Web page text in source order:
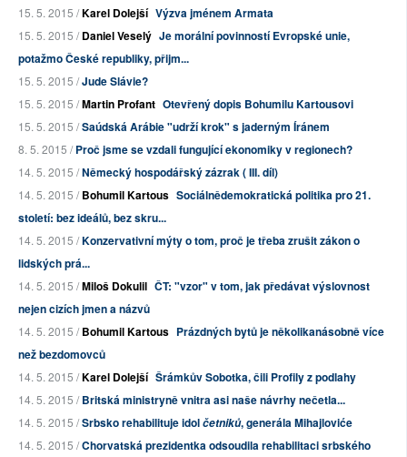
15. 5. 2015 /Karel Dolejší Výzva jménem Armata
15. 5. 2015 /Daniel Veselý Je morální povinností Evropské unie,
potažmo České republiky, přijm...
15. 5. 2015 /Jude Slávie?
15. 5. 2015 /Martin Profant Otevřený dopis Bohumilu Kartousovi
15. 5. 2015 /Saúdská Arábie "udrží krok" s jaderným Íránem
8. 5. 2015 /Proč jsme se vzdali fungující ekonomiky v regionech?
14. 5. 2015 /Německý hospodářský zázrak ( III. díl)
14. 5. 2015 /Bohumil Kartous Sociálnědemokratická politika pro 21.
století: bez ideálů, bez skru...
14. 5. 2015 /Konzervativní mýty o tom, proč je třeba zrušit zákon o
lidských prá...
14. 5. 2015 /Miloš Dokulil ČT: "vzor" v tom, jak předávat výslovnost
nejen cizích jmen a názvů
14. 5. 2015 /Bohumil Kartous Prázdných bytů je několikanásobně více
než bezdomovců
14. 5. 2015 /Karel Dolejší Šrámkův Sobotka, čili Profily z podlahy
14. 5. 2015 /Britská ministryně vnitra asi naše návrhy nečetla...
14. 5. 2015 /Srbsko rehabilituje idolčetniků, generála Mihajloviće
14. 5. 2015 /Chorvatská prezidentka odsoudila rehabilitaci srbského